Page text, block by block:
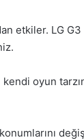
etkiler. LG
kendi oyun